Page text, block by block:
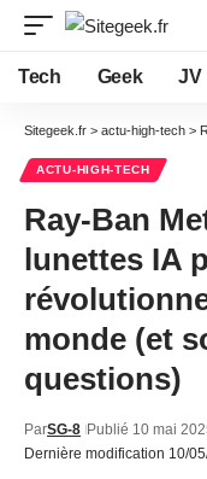
Tech Geek JV
Sitegeek.fr > actu-high-tech >
ACTU-HIGH-TECH
Ray-Ban
lunettes IA
monde (et
questions)
Dernière modification 10/
ParSG-8 Publié 10 mai